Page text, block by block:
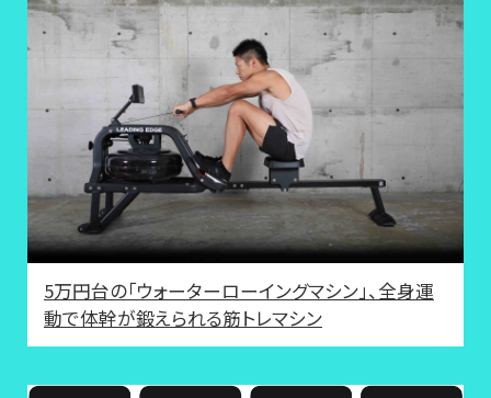
5万円台の「ウォーターローイングマシン」、全身運
動で体幹が鍛えられる筋トレマシン